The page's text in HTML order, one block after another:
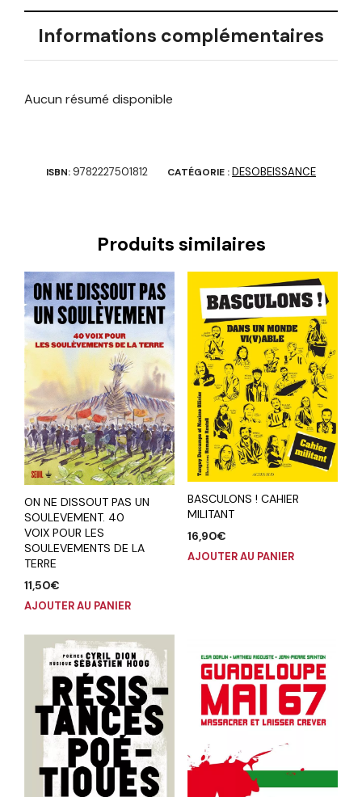
Informations complémentaires
Aucun résumé disponible
ISBN: 9782227501812 CATÉGORIE :DESOBEISSANCE
Produits similaires
ON NE DISSOUT PAS UN
SOULEVEMENT. 40
VOIX POUR LES
SOULEVEMENTS DE LA
TERRE
11,50€
AJOUTER AU PANIER
BASCULONS ! CAHIER
MILITANT
16,90€
AJOUTER AU PANIER